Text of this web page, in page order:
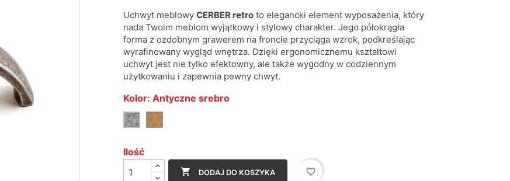
Uchwyt meblowy CERBER retro to elegancki element wyposażenia, który
nada Twoim meblom wyjątkowy i stylowy charakter. Jego półokrągła
forma z ozdobnym grawerem na froncie przyciąga wzrok, podkreślając
wyrafinowany wygląd wnętrza. Dzięki ergonomicznemu kształtowi
uchwyt jest nie tylko efektowny, ale także wygodny w codziennym
użytkowaniu i zapewnia pewny chwyt.
Kolor: Antyczne srebro
Antyczne
srebro
Antyczne
złoto
Ilość
 DODAJ DO KOSZYKA favorite_border